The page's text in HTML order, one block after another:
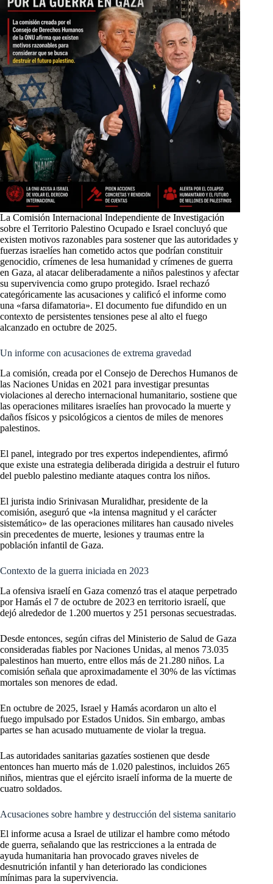
La Comisión Internacional Independiente de Investigación
sobre el Territorio Palestino Ocupado e Israel concluyó que
existen motivos razonables para sostener que las autoridades y
fuerzas israelíes han cometido actos que podrían constituir
genocidio, crímenes de lesa humanidad y crímenes de guerra
en Gaza, al atacar deliberadamente a niños palestinos y afectar
su supervivencia como grupo protegido. Israel rechazó
categóricamente las acusaciones y calificó el informe como
una «farsa difamatoria». El documento fue difundido en un
contexto de persistentes tensiones pese al alto el fuego
alcanzado en octubre de 2025.
Un informe con acusaciones de extrema gravedad
La comisión, creada por el Consejo de Derechos Humanos de
las Naciones Unidas en 2021 para investigar presuntas
violaciones al derecho internacional humanitario, sostiene que
las operaciones militares israelíes han provocado la muerte y
daños físicos y psicológicos a cientos de miles de menores
palestinos.
El panel, integrado por tres expertos independientes, afirmó
que existe una estrategia deliberada dirigida a destruir el futuro
del pueblo palestino mediante ataques contra los niños.
El jurista indio Srinivasan Muralidhar, presidente de la
comisión, aseguró que «la intensa magnitud y el carácter
sistemático» de las operaciones militares han causado niveles
sin precedentes de muerte, lesiones y traumas entre la
población infantil de Gaza.
Contexto de la guerra iniciada en 2023
La ofensiva israelí en Gaza comenzó tras el ataque perpetrado
por Hamás el 7 de octubre de 2023 en territorio israelí, que
dejó alrededor de 1.200 muertos y 251 personas secuestradas.
Desde entonces, según cifras del Ministerio de Salud de Gaza
consideradas fiables por Naciones Unidas, al menos 73.035
palestinos han muerto, entre ellos más de 21.280 niños. La
comisión señala que aproximadamente el 30% de las víctimas
mortales son menores de edad.
En octubre de 2025, Israel y Hamás acordaron un alto el
fuego impulsado por Estados Unidos. Sin embargo, ambas
partes se han acusado mutuamente de violar la tregua.
Las autoridades sanitarias gazatíes sostienen que desde
entonces han muerto más de 1.020 palestinos, incluidos 265
niños, mientras que el ejército israelí informa de la muerte de
cuatro soldados.
Acusaciones sobre hambre y destrucción del sistema sanitario
El informe acusa a Israel de utilizar el hambre como método
de guerra, señalando que las restricciones a la entrada de
ayuda humanitaria han provocado graves niveles de
desnutrición infantil y han deteriorado las condiciones
mínimas para la supervivencia.